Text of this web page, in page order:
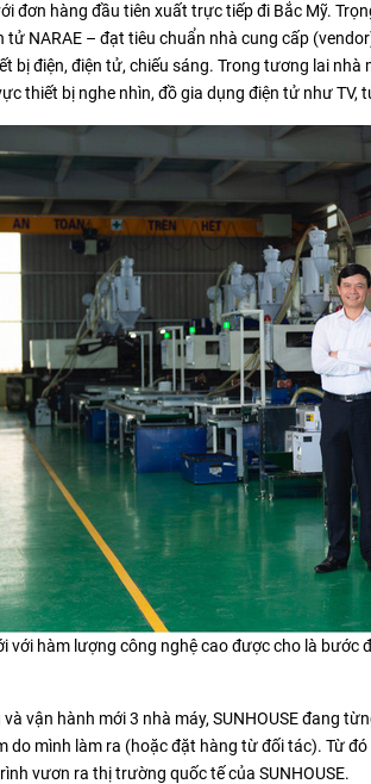
đơn hàng đầu tiên xuất trực tiếp đi Bắc Mỹ.
tử NARAE – đạt tiêu chuẩn nhà cung cấp
bị điện, điện tử, chiếu sáng. Trong tương lai nhà
thiết bị nghe nhìn, đồ gia dụng điện tử như TV,
với hàm lượng công nghệ cao được cho là bước
vận hành mới 3 nhà máy, SUNHOUSE đang
do mình làm ra (hoặc đặt hàng từ đối tác). Từ
vươn ra thị trường quốc tế của SUNHOUSE.